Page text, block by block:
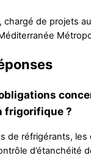
chargé de projets
frigorifique ?
de réfrigérants, les
d’étanchéité